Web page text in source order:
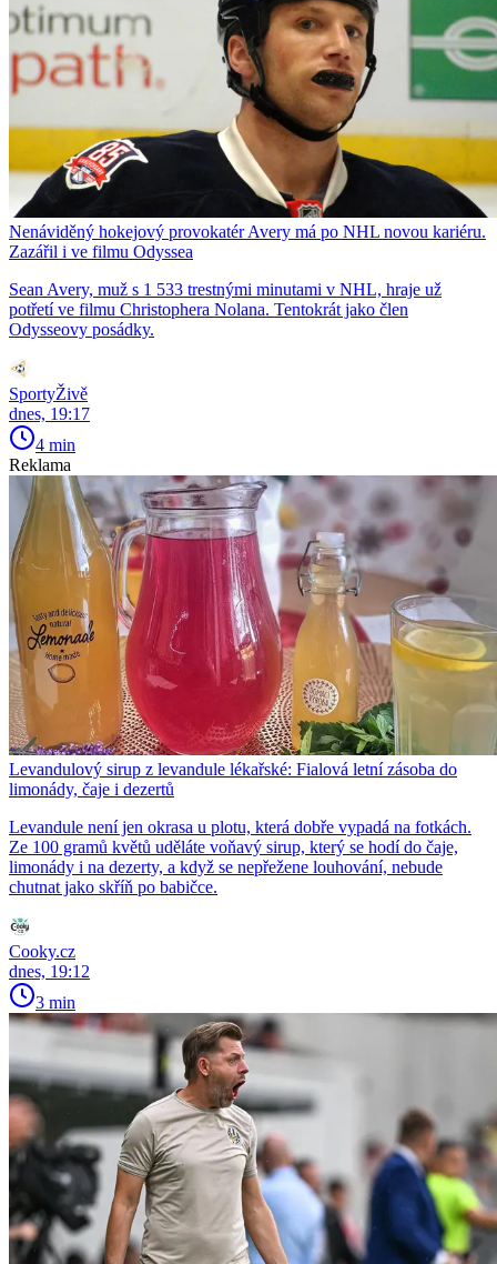
Nenáviděný hokejový provokatér Avery má po NHL novou kariéru.
Zazářil i ve filmu Odyssea
Sean Avery, muž s 1 533 trestnými minutami v NHL, hraje už
potřetí ve filmu Christophera Nolana. Tentokrát jako člen
Odysseovy posádky.
SportyŽivě
dnes, 19:17
4 min
Reklama
Levandulový sirup z levandule lékařské: Fialová letní zásoba do
limonády, čaje i dezertů
Levandule není jen okrasa u plotu, která dobře vypadá na fotkách.
Ze 100 gramů květů uděláte voňavý sirup, který se hodí do čaje,
limonády i na dezerty, a když se nepřežene louhování, nebude
chutnat jako skříň po babičce.
Cooky.cz
dnes, 19:12
3 min